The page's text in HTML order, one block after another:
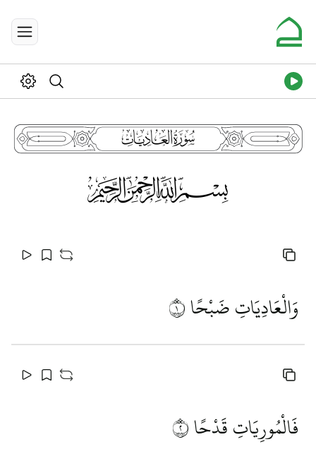
100
115
وَالْعَادِيَاتِ ضَبْحًا١
فَالْمُورِيَاتِ قَدْحًا٢